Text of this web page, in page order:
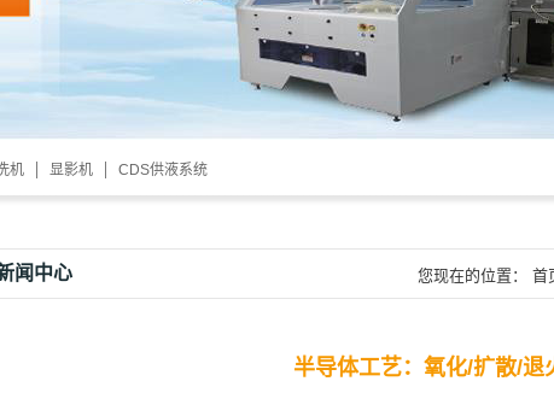
机 显影机 CDS供液系统
闻中心 您现在的位置： 首
半导体工艺：氧化/扩散/退